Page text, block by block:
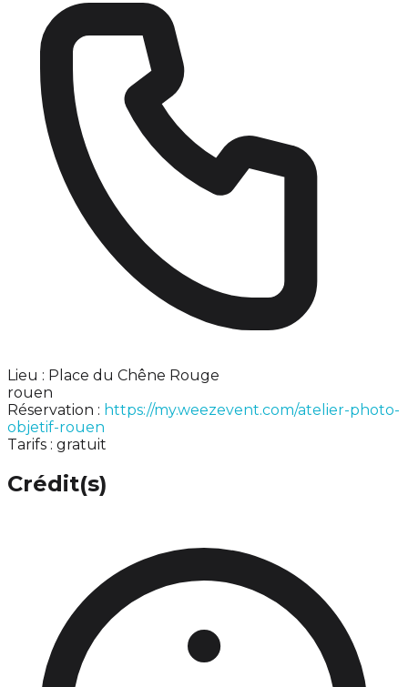
Lieu : Place du Chêne Rouge
rouen
Réservation : https://my.weezevent.com/atelier-photo-
objetif-rouen
Tarifs : gratuit
Crédit(s)